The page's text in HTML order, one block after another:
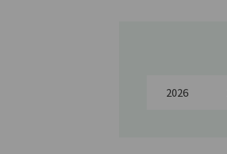
2026